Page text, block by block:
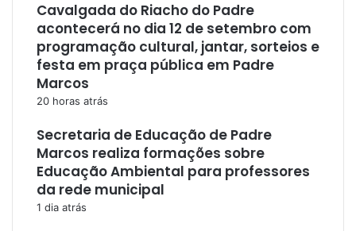
Cavalgada do Riacho do Padre
acontecerá no dia 12 de setembro com
programação cultural, jantar, sorteios e
festa em praça pública em Padre
Marcos
20 horas atrás
Secretaria de Educação de Padre
Marcos realiza formações sobre
Educação Ambiental para professores
da rede municipal
1 dia atrás